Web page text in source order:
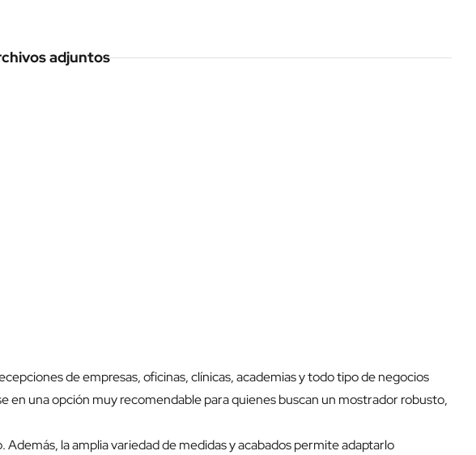
adjuntos
de empresas, oficinas, clínicas, academias y todo tipo de negocios
en una opción muy recomendable para quienes buscan un mostrador robusto,
la amplia variedad de medidas y acabados permite adaptarlo